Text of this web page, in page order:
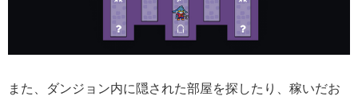
また、ダンジョン内に隠された部屋を探したり、稼いだお